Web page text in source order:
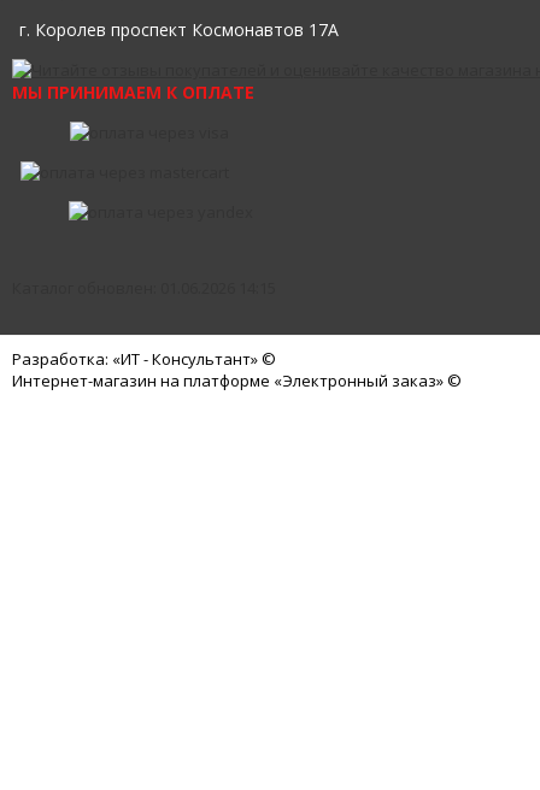
г. Королев проспект Космонавтов 17А
МЫ ПРИНИМАЕМ К ОПЛАТЕ
Разработка: «ИТ - Консультант» ©
Интернет-магазин на платформе «Электронный заказ» ©